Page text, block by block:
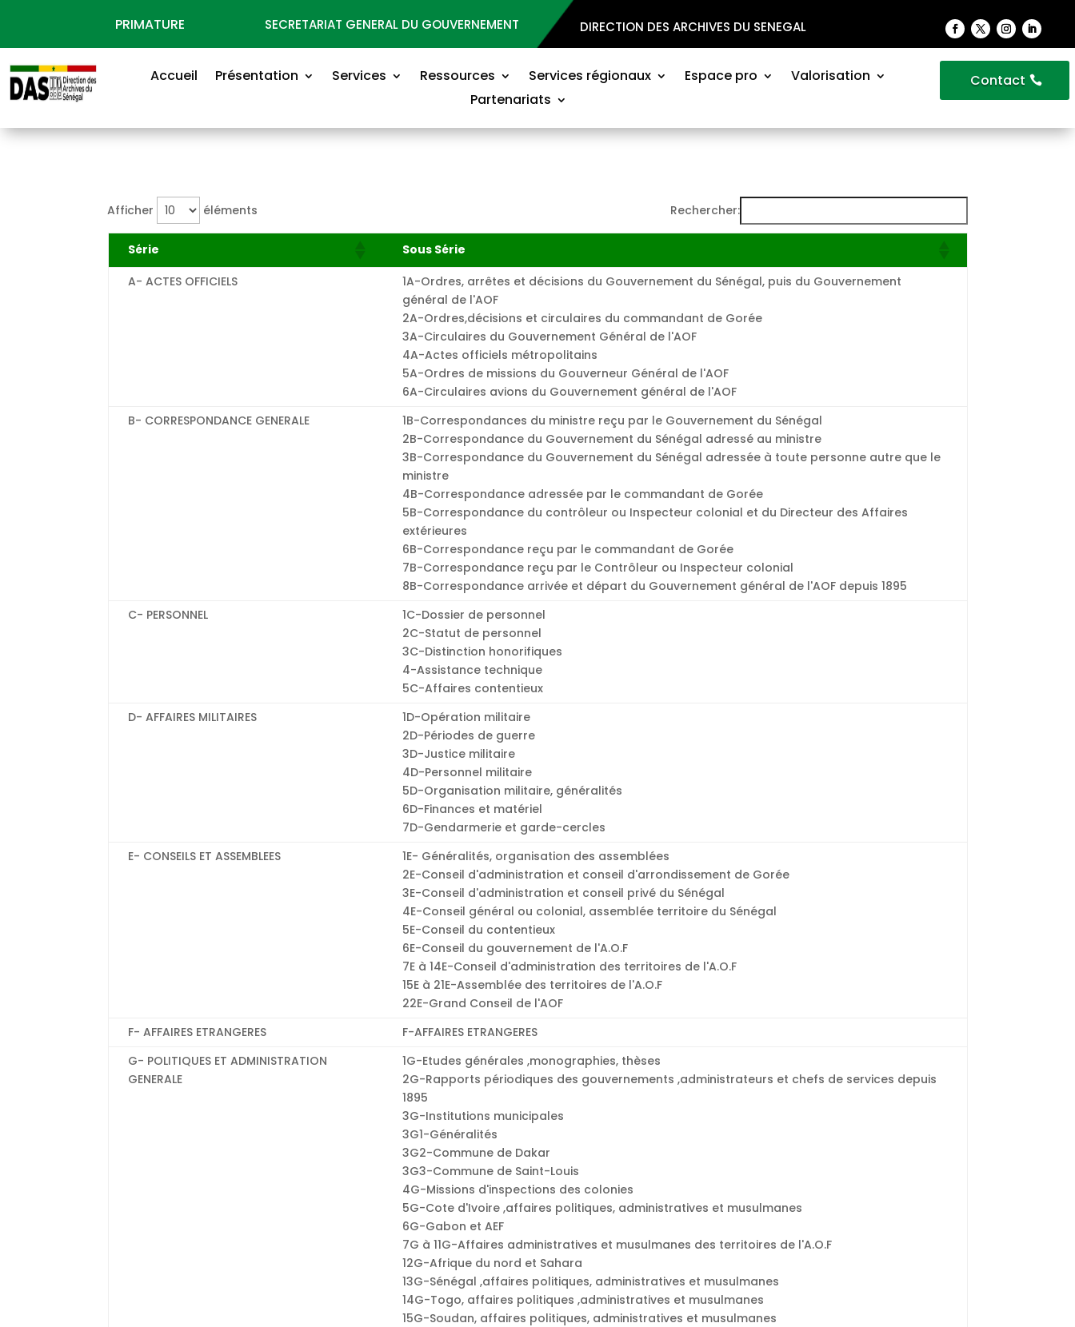
PRIMATURE SECRETARIAT GENERAL DU GOUVERNEMENT DIRECTION DES ARCHIVES DU SENEGAL
Accueil Présentation Services Ressources Services régionaux Espace pro
Valorisation
Partenariats
Contact
Afficher éléments Rechercher:
Série
Sous Série
A- ACTES OFFICIELS
1A-Ordres, arrêtes et décisions du Gouvernement du Sénégal, puis du Gouvernement
général de l'AOF
2A-Ordres,décisions et circulaires du commandant de Gorée
3A-Circulaires du Gouvernement Général de l'AOF
4A-Actes officiels métropolitains
5A-Ordres de missions du Gouverneur Général de l'AOF
6A-Circulaires avions du Gouvernement général de l'AOF
B- CORRESPONDANCE GENERALE
1B-Correspondances du ministre reçu par le Gouvernement du Sénégal
2B-Correspondance du Gouvernement du Sénégal adressé au ministre
3B-Correspondance du Gouvernement du Sénégal adressée à toute personne autre que le
ministre
4B-Correspondance adressée par le commandant de Gorée
5B-Correspondance du contrôleur ou Inspecteur colonial et du Directeur des Affaires
extérieures
6B-Correspondance reçu par le commandant de Gorée
7B-Correspondance reçu par le Contrôleur ou Inspecteur colonial
8B-Correspondance arrivée et départ du Gouvernement général de l'AOF depuis 1895
C- PERSONNEL
1C-Dossier de personnel
2C-Statut de personnel
3C-Distinction honorifiques
4-Assistance technique
5C-Affaires contentieux
D- AFFAIRES MILITAIRES
1D-Opération militaire
2D-Périodes de guerre
3D-Justice militaire
4D-Personnel militaire
5D-Organisation militaire, généralités
6D-Finances et matériel
7D-Gendarmerie et garde-cercles
E- CONSEILS ET ASSEMBLEES
1E- Généralités, organisation des assemblées
2E-Conseil d'administration et conseil d'arrondissement de Gorée
3E-Conseil d'administration et conseil privé du Sénégal
4E-Conseil général ou colonial, assemblée territoire du Sénégal
5E-Conseil du contentieux
6E-Conseil du gouvernement de l'A.O.F
7E à 14E-Conseil d'administration des territoires de l'A.O.F
15E à 21E-Assemblée des territoires de l'A.O.F
22E-Grand Conseil de l'AOF
F- AFFAIRES ETRANGERES
F-AFFAIRES ETRANGERES
G- POLITIQUES ET ADMINISTRATION
GENERALE
1G-Etudes générales ,monographies, thèses
2G-Rapports périodiques des gouvernements ,administrateurs et chefs de services depuis
1895
3G-Institutions municipales
3G1-Généralités
3G2-Commune de Dakar
3G3-Commune de Saint-Louis
4G-Missions d'inspections des colonies
5G-Cote d'Ivoire ,affaires politiques, administratives et musulmanes
6G-Gabon et AEF
7G à 11G-Affaires administratives et musulmanes des territoires de l'A.O.F
12G-Afrique du nord et Sahara
13G-Sénégal ,affaires politiques, administratives et musulmanes
14G-Togo, affaires politiques ,administratives et musulmanes
15G-Soudan, affaires politiques, administratives et musulmanes